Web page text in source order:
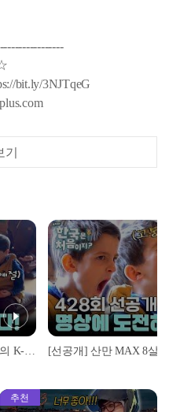
bit.ly/3NJTqeG
[예고] 역대급 난장판 캐나다 금쪽이의 K-예절 솔루션! 과연 그 결과는?!
추천